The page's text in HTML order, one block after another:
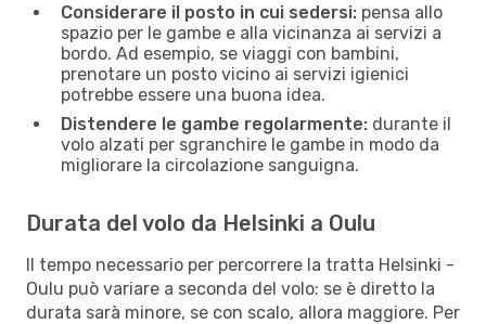
Considerare il posto in cui sedersi: pensa allo
spazio per le gambe e alla vicinanza ai servizi a
bordo. Ad esempio, se viaggi con bambini,
prenotare un posto vicino ai servizi igienici
potrebbe essere una buona idea.
Distendere le gambe regolarmente: durante il
volo alzati per sgranchire le gambe in modo da
migliorare la circolazione sanguigna.
Durata del volo da Helsinki a Oulu
Il tempo necessario per percorrere la tratta Helsinki -
Oulu può variare a seconda del volo: se è diretto la
durata sarà minore, se con scalo, allora maggiore. Per